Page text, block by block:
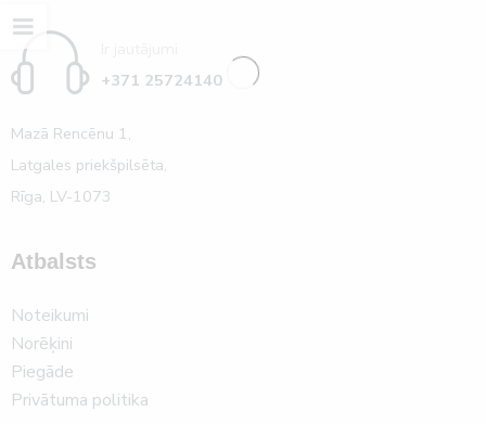
+371 25724140
Mazā Rencēnu 1,
Latgales priekšpilsēta,
Rīga, LV-1073
Atbalsts
Noteikumi
Norēķini
Piegāde
Privātuma politika